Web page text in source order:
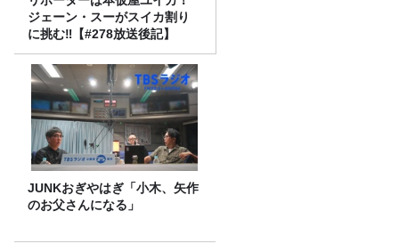
ジェーン・スーがスイカ割り
に挑む‼【#278放送後記】
JUNKおぎやはぎ「小木、矢作
のお父さんになる」